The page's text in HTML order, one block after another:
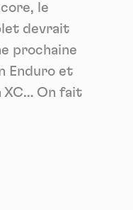
le
devrait
prochaine
Enduro et
XC… On fait